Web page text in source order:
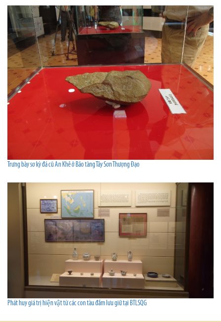
Trưng bày sơ kỳ đá cũ An Khê ở Bảo tàng Tây Sơn Thượng Đạo
Phát huy giá trị hiện vật từ các con tàu đắm lưu giữ tại BTLSQG